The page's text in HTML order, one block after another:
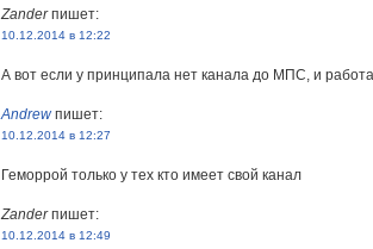
Zanderпишет:
10.12.2014 в 12:22
А вот если у принципала нет канала до МПС, и
Andrewпишет:
10.12.2014 в 12:27
Геморрой только у тех кто имеет свой канал
Zanderпишет:
10.12.2014 в 12:49